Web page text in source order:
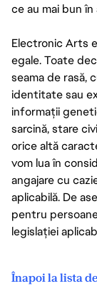
ce au mai bun
Electronic Arts
egale. Toate
seama de rasă,
identitate sau
informații
sarcină, stare
orice altă
vom lua în
angajare cu
aplicabilă. De
pentru
legislației
Înapoi la lista